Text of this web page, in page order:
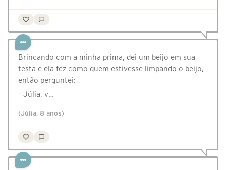
Brincando com a minha prima, dei um beijo em sua
testa e ela fez como quem estivesse limpando o beijo,
então perguntei:
– Júlia, v…
(Júlia, 8 anos)